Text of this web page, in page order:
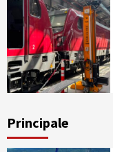
Principale